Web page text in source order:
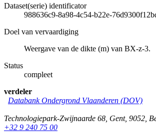
Dataset(serie) identificator
988636c9-8a98-4c54-b22e-
Doel van vervaardiging
Weergave van de dikte (m) van BX-z-3.
Status
compleet
verdeler
Databank Ondergrond Vlaanderen (DOV)
Technologiepark-Zwijnaarde 68 Gent, 9052
+32 9 240 75 00